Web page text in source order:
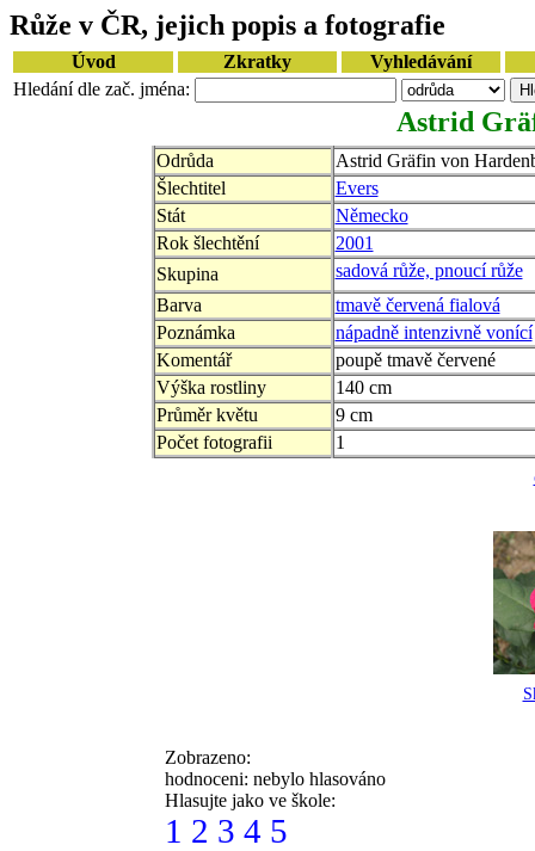
Růže v ČR, jejich popis a fotografie
Úvod Zkratky
Vyhledávání
Hledání dle zač. jména:
Astrid
Odrůda
Astrid Gräfin von
Šlechtitel
Evers
Stát
Německo
Rok šlechtění
2001
Skupina
sadová růže, pnoucí růže
Barva
tmavě červená fialová
Poznámka
nápadně intenzivně vonící
Komentář
poupě tmavě červené
Výška rostliny
140 cm
Průměr květu
9 cm
Počet fotografii
1
Zobrazeno:
hodnoceni: nebylo hlasováno
Hlasujte jako ve škole:
1 2 3 4 5